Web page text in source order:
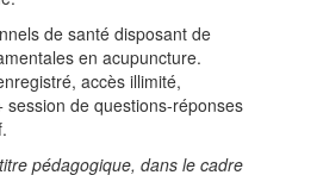
de santé disposant de
en acupuncture.
accès illimité,
session de questions-réponses
pédagogique, dans le cadre